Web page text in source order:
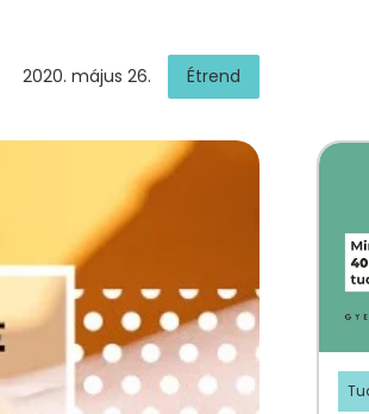
2020. május 26. Étrend